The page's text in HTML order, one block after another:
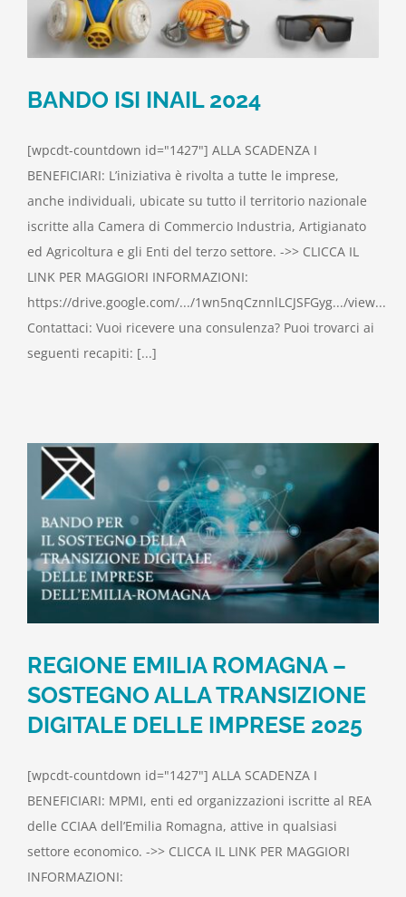
BANDO ISI INAIL 2024
[wpcdt-countdown id="1427"] ALLA SCADENZA I
BENEFICIARI: L’iniziativa è rivolta a tutte le imprese,
anche individuali, ubicate su tutto il territorio nazionale
iscritte alla Camera di Commercio Industria, Artigianato
ed Agricoltura e gli Enti del terzo settore. ->> CLICCA IL
LINK PER MAGGIORI INFORMAZIONI:
https://drive.google.com/.../1wn5nqCznnlLCJSFGyg.../view...
Contattaci: Vuoi ricevere una consulenza? Puoi trovarci ai
seguenti recapiti: [...]
REGIONE EMILIA ROMAGNA –
SOSTEGNO ALLA TRANSIZIONE
DIGITALE DELLE IMPRESE 2025
[wpcdt-countdown id="1427"] ALLA SCADENZA I
BENEFICIARI: MPMI, enti ed organizzazioni iscritte al REA
delle CCIAA dell’Emilia Romagna, attive in qualsiasi
settore economico. ->> CLICCA IL LINK PER MAGGIORI
INFORMAZIONI: